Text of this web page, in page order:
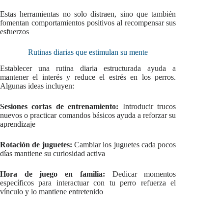
Estas herramientas no solo distraen, sino que también
fomentan comportamientos positivos al recompensar sus
esfuerzos
Rutinas diarias que estimulan su mente
Establecer una rutina diaria estructurada ayuda a
mantener el interés y reduce el estrés en los perros.
Algunas ideas incluyen:
Sesiones cortas de entrenamiento: Introducir trucos
nuevos o practicar comandos básicos ayuda a reforzar su
aprendizaje
Rotación de juguetes: Cambiar los juguetes cada pocos
días mantiene su curiosidad activa
Hora de juego en familia: Dedicar momentos
específicos para interactuar con tu perro refuerza el
vínculo y lo mantiene entretenido